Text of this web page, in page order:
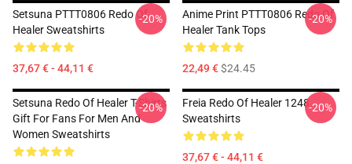
Setsuna PTTT0806 Redo Of
Healer Sweatshirts
37,67 € - 44,11 €
-20%
Anime Print PTTT0806 Redo Of
Healer Tank Tops
22,49 €$24.45
-20%
Setsuna Redo Of Healer T-Shirts
Gift For Fans For Men And
Women Sweatshirts
-20%
Freia Redo Of Healer 1248
Sweatshirts
37,67 € - 44,11 €
-20%